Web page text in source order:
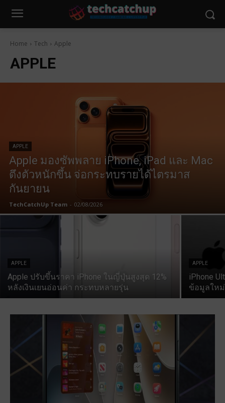
Home Tech Apple
APPLE
APPLE
Apple มองซัพพลาย iPhone, iPad และ Mac
ตึงตัวหนักขึ้น จ่อกระทบรายได้ไตรมาส
กันยายน
TechCatchUp Team - 02/08/2026
APPLE
Apple ปรับขึ้นราคา iPhone ในญี่ปุ่นสูงสุด 12%
หลังเงินเยนอ่อนค่า กระทบหลายรุ่น
APPLE
iPhone
ข้อมูลใหม่